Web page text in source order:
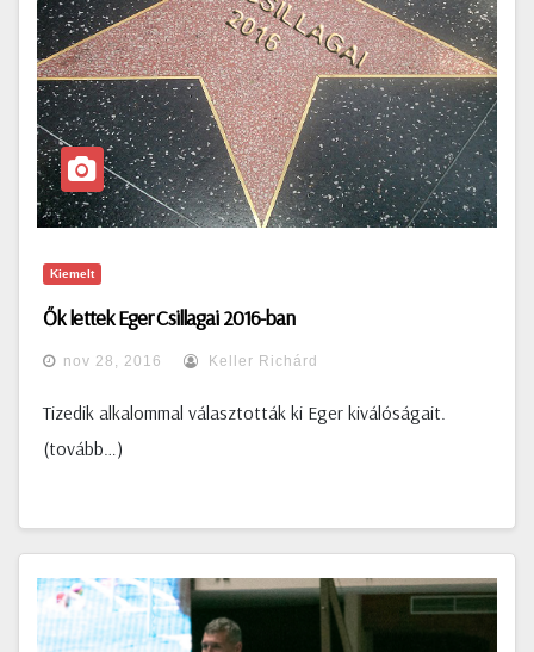
Kiemelt
Ők lettek Eger Csillagai 2016-ban
nov 28, 2016 Keller Richárd
Tizedik alkalommal választották ki Eger kiválóságait.
(tovább…)